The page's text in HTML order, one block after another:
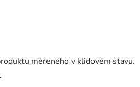
měřeného v klidovém stavu.